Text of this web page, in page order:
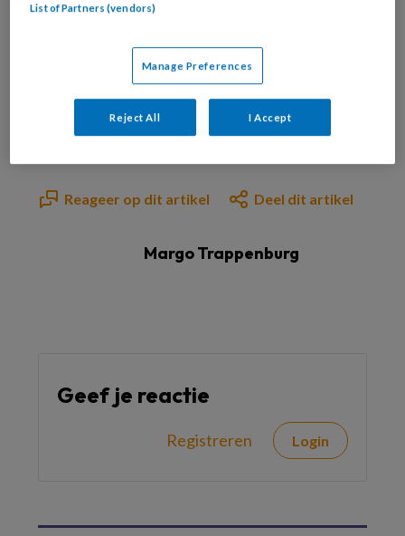
Bekijk de mogelijkheden
Al abonnee?
Reageer op dit artikel Deel dit artikel
Margo Trappenburg
Geef je reactie
Registreren Login
List of Partners (vendors)
Manage Preferences
Reject All I Accept